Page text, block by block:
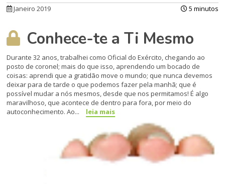
Janeiro 2019 5 minutos
Conhece-te a Ti Mesmo
Durante 32 anos, trabalhei como Oficial do Exército, chegando ao
posto de coronel; mais do que isso, aprendendo um bocado de
coisas: aprendi que a gratidão move o mundo; que nunca devemos
deixar para de tarde o que podemos fazer pela manhã; que é
possível mudar a nós mesmos, desde que nos permitamos! É algo
maravilhoso, que acontece de dentro para fora, por meio do
autoconhecimento. Ao...
leia mais